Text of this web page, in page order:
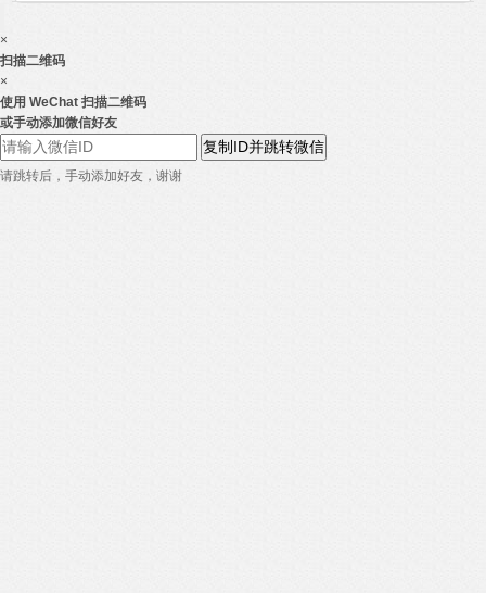
×
扫描二维码
×
使用 WeChat 扫描二维码
或手动添加微信好友
复制ID并跳转微信
请跳转后，手动添加好友，谢谢